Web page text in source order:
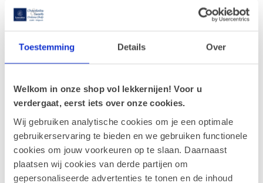
Toestemming Details Over
Welkom in onze shop vol lekkernijen! Voor u
verdergaat, eerst iets over onze cookies.
Wij gebruiken analytische cookies om je een optimale
gebruikerservaring te bieden en we gebruiken functionele
cookies om jouw voorkeuren op te slaan. Daarnaast
plaatsen wij cookies van derde partijen om
gepersonaliseerde advertenties te tonen en de inhoud
Leonidas Zakje Parels 200g
€8,50
Geldhof Zakje 15 Cuberdons
Wenskaart 'Special delivery'
(7x7cm)
Op voorraad